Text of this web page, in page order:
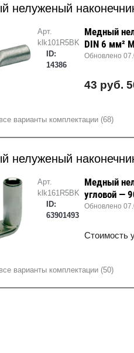
нелуженый
Арт.
klk101R5BK
ID:
14386
Медный
DIN 6 мм²
Обновлено
43 руб.
варианты комплектации (68)
нелуженый
Арт.
klk161R5BK
ID:
63901493
Медный
угловой —
Обновлено
Стоимость
варианты комплектации (50)